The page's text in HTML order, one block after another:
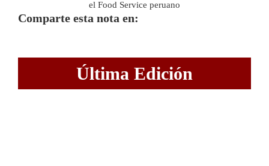
el Food Service peruano
Comparte esta nota en:
Última Edición